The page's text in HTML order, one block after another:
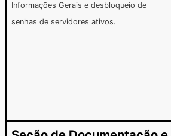
Informações Gerais e desbloqueio de
senhas de servidores ativos.